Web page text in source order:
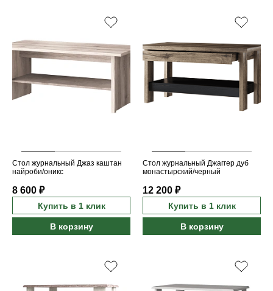
Стол журнальный Джаз каштан
найроби/оникс
8 600 ₽
Купить в 1 клик
В корзину
Стол журнальный Джаггер дуб
монастырский/черный
12 200 ₽
Купить в 1 клик
В корзину